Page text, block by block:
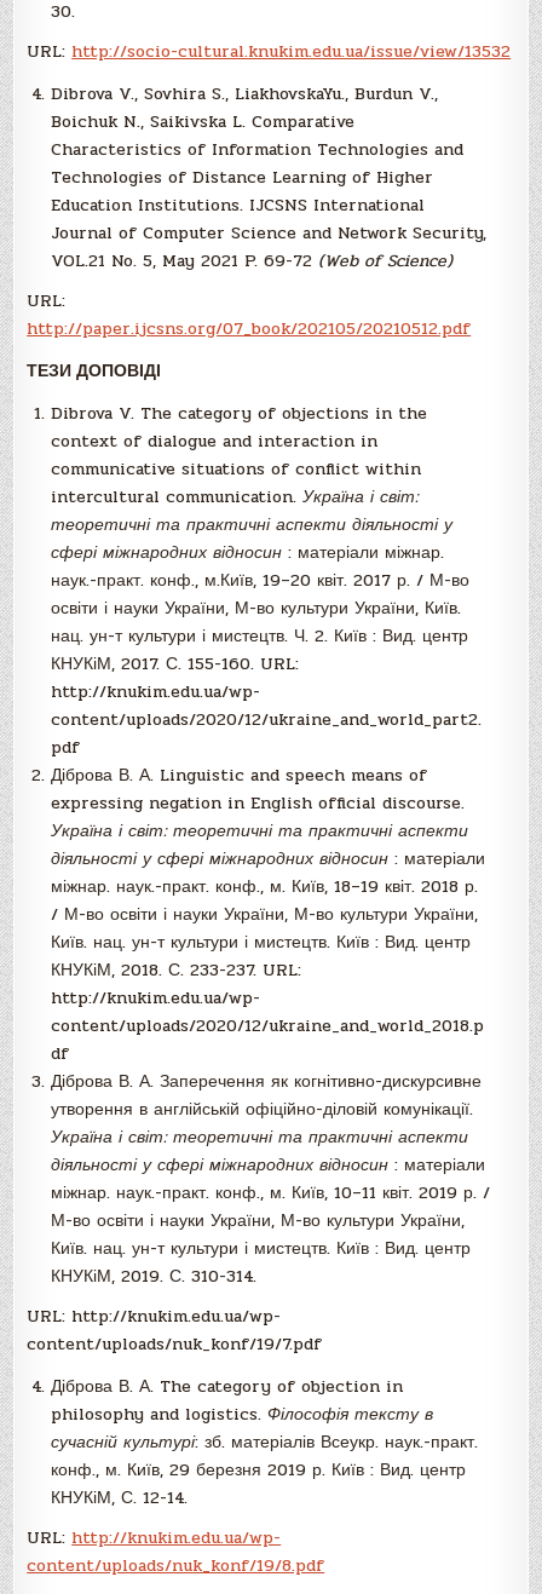
30.
URL:http://socio-cultural.knukim.edu.ua/issue/view/13532
Dibrova V., Sovhira S., LiakhovskaYu., Burdun V.,
Boichuk N., Saikivska L. Comparative
Characteristics of Information Technologies and
Technologies of Distance Learning of Higher
Education Institutions. IJCSNS International
Journal of Computer Science and Network Security,
VOL.21 No. 5, May 2021 P. 69-72 (Web of Science)
URL:
http://paper.ijcsns.org/07_book/202105/20210512.pdf
ТЕЗИ ДОПОВІДІ
Dibrova V. The category of objections in the
context of dialogue and interaction in
communicative situations of conflict within
intercultural communication.Україна і світ:
теоретичні та практичні аспекти діяльності у
сфері міжнародних відносин : матеріали міжнар.
наук.-практ. конф., м.Київ, 19–20 квіт. 2017 р. / М-во
освіти і науки України, М-во культури України, Київ.
нац. ун-т культури і мистецтв. Ч. 2. Київ : Вид. центр
КНУКіМ, 2017. С. 155-160. URL:
http://knukim.edu.ua/wp-
content/uploads/2020/12/ukraine_and_world_part2.
pdf
Діброва В. А. Linguistic and speech means of
expressing negation in English official discourse.
Україна і світ: теоретичні та практичні аспекти
діяльності у сфері міжнародних відносин : матеріали
міжнар. наук.-практ. конф., м. Київ, 18–19 квіт. 2018 р.
/ М-во освіти і науки України, М-во культури України,
Київ. нац. ун-т культури і мистецтв. Київ : Вид. центр
КНУКіМ, 2018. С. 233-237. URL:
http://knukim.edu.ua/wp-
content/uploads/2020/12/ukraine_and_world_2018.p
df
Діброва В. А. Заперечення як когнітивно-дискурсивне
утворення в англійській офіційно-діловій комунікації.
Україна і світ: теоретичні та практичні аспекти
діяльності у сфері міжнародних відносин : матеріали
міжнар. наук.-практ. конф., м. Київ, 10–11 квіт. 2019 р. /
М-во освіти і науки України, М-во культури України,
Київ. нац. ун-т культури і мистецтв. Київ : Вид. центр
КНУКіМ, 2019. С. 310-314.
URL: http://knukim.edu.ua/wp-
content/uploads/nuk_konf/19/7.pdf
Діброва В. А. The category of objection in
philosophy and logistics.Філософія тексту в
сучасній культурі: зб. матеріалів Всеукр. наук.-практ.
конф., м. Київ, 29 березня 2019 р. Київ : Вид. центр
КНУКіМ, С. 12-14.
URL:http://knukim.edu.ua/wp-
content/uploads/nuk_konf/19/8.pdf